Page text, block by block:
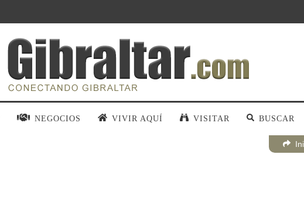
NEGOCIOS VIVIR AQUÍ VISITAR BUSCAR